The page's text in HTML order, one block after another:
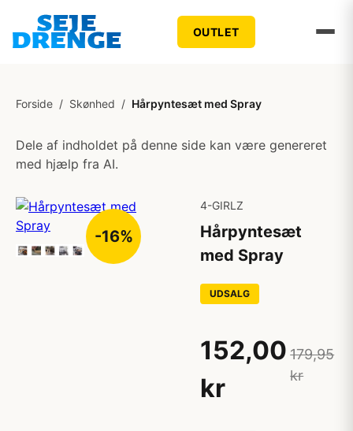
OUTLET
Forside / Skønhed / Hårpyntesæt med Spray
Dele af indholdet på denne side kan være genereret
med hjælp fra AI.
-16%
4-GIRLZ
Hårpyntesæt
med Spray
UDSALG
152,00
kr
179,95
kr